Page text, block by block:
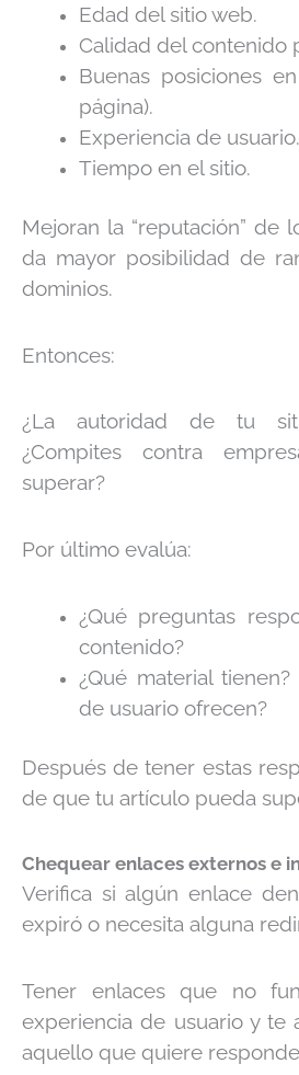
Edad del sitio web.
Calidad del contenido
Buenas posiciones
página).
Experiencia de usuario.
Tiempo en el sitio.
Mejoran la “reputación” de
da mayor posibilidad de
dominios.
Entonces:
¿La autoridad de tu
¿Compites contra
superar?
Por último evalúa:
¿Qué preguntas
contenido?
¿Qué material
de usuario ofrecen?
Después de tener estas
de que tu artículo pueda
Chequear enlaces externos e
Verifica si algún enlace
expiró o necesita alguna
Tener enlaces que no
experiencia de usuario y te
aquello que quiere